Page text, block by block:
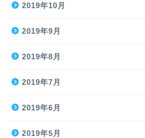
2019年10月
2019年9月
2019年8月
2019年7月
2019年6月
2019年5月